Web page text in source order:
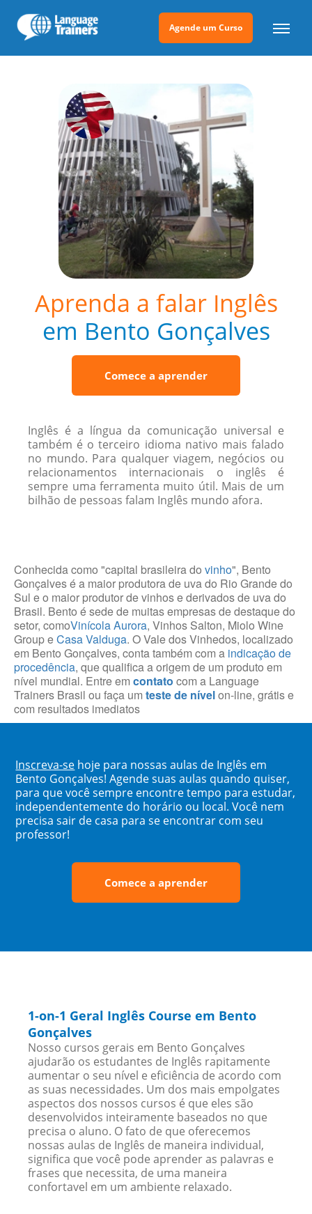
Agende um Curso
Aprenda a falar Inglês
em Bento Gonçalves
Comece a aprender
Inglês é a língua da comunicação universal e
também é o terceiro idioma nativo mais falado
no mundo. Para qualquer viagem, negócios ou
relacionamentos internacionais o inglês é
sempre uma ferramenta muito útil. Mais de um
bilhão de pessoas falam Inglês mundo afora.
Conhecida como "capital brasileira do vinho", Bento
Gonçalves é a maior produtora de uva do Rio Grande do
Sul e o maior produtor de vinhos e derivados de uva do
Brasil. Bento é sede de muitas empresas de destaque do
setor, comoVinícola Aurora, Vinhos Salton, Miolo Wine
Group eCasa Valduga. O Vale dos Vinhedos, localizado
em Bento Gonçalves, conta também com a indicação de
procedência, que qualifica a origem de um produto em
nível mundial. Entre em contato com a Language
Trainers Brasil ou faça um teste de nívelon-line, grátis e
com resultados imediatos
Inscreva-se hoje para nossas aulas de Inglês em
Bento Gonçalves! Agende suas aulas quando quiser,
para que você sempre encontre tempo para estudar,
independentemente do horário ou local. Você nem
precisa sair de casa para se encontrar com seu
professor!
Comece a aprender
1-on-1 Geral Inglês Course em Bento
Gonçalves
Nosso cursos gerais em Bento Gonçalves
ajudarão os estudantes de Inglês rapitamente
aumentar o seu nível e eficiência de acordo com
as suas necessidades. Um dos mais empolgates
aspectos dos nossos cursos é que eles são
desenvolvidos inteiramente baseados no que
precisa o aluno. O fato de que oferecemos
nossas aulas de Inglês de maneira individual,
significa que você pode aprender as palavras e
frases que necessita, de uma maneira
confortavel em um ambiente relaxado.